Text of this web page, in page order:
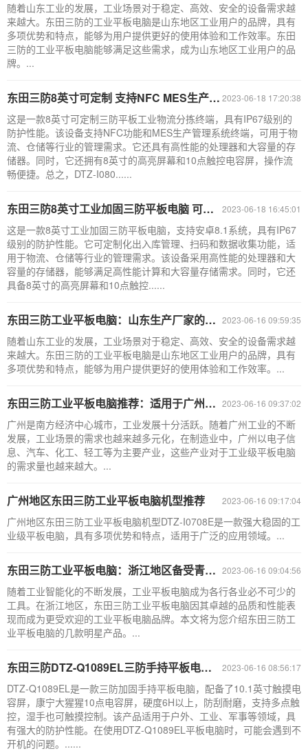
随着山东工业的发展，工业场景对于稳定、高效、安全的设备需求越
来越大。东田三防的工业平板电脑是山东地区工业用户的品牌，具有
多项优势和特点，能够为用户提供更好的使用体验和工作效率。东田
三防的工业平板电脑能够满足这些需求，成为山东地区工业用户的品
牌。...
2023-06-18 17:20:38
东田三防8英寸可定制 支持NFC MES生产管理系统终端 DTZ-I0808E
这是一款8英寸可定制三防平板工业物流分拣终端，具有IP67级别的
防护性能。该设备支持NFC功能和MES生产管理系统终端，可用于物
流、仓储等行业的管理需求。它还具有高性能的处理器和大容量的存
储器。同时，它还拥有8英寸的高亮屏幕和10点触控电容屏，操作流
畅便捷。总之，DTZ-I080......
2023-06-18 16:45:01
东田三防8英寸工业加固三防平板电脑 可定制IP67防护 DTZ-M0806E
这是一款8英寸工业加固三防平板电脑，支持安卓8.1系统，具有IP67
级别的防护性能。它可定制化出入库管理、扫码和数据收集功能，适
用于物流、仓储等行业的管理需求。该设备采用高性能的处理器和大
容量的存储器，能够满足高性能计算和大容量存储需求。同时，它还
具备8英寸的高亮屏幕和10点触控......
2023-06-16 09:59:35
东田三防工业平板电脑：山东生产厂家的品牌
随着山东工业的发展，工业场景对于稳定、高效、安全的设备需求越
来越大。东田三防的工业平板电脑是山东地区工业用户的品牌，具有
多项优势和特点，能够为用户提供更好的使用体验和工作效率。...
2023-06-16 09:37:02
东田三防工业平板电脑推荐：适用于广州多个行业领域
广州是南方经济中心城市，工业发展十分活跃。随着广州工业的不断
发展，工业场景的需求也越来越多元化，在制造业中，广州以电子信
息、汽车、化工、轻工等为主要产业，这些产业对于工业级平板电脑
的需求量也越来越大。...
2023-06-16 09:17:04
广州地区东田三防工业平板电脑机型推荐
广州地区东田三防工业平板电脑机型DTZ-I0708E是一款强大稳固的工
业级平板电脑，具有多项优势和特点，适用于广泛的应用领域。...
2023-06-16 09:04:56
东田三防工业平板电脑：浙江地区备受青睐的工业平板电脑品牌
随着工业智能化的不断发展，工业平板电脑成为各行各业必不可少的
工具。在浙江地区，东田三防工业平板电脑因其卓越的品质和性能表
现而成为更受欢迎的工业平板电脑品牌。本文将为您介绍东田三防工
业平板电脑的几款明星产品。...
2023-06-16 08:56:17
东田三防DTZ-Q1089EL三防手持平板电脑不开机故障排除指南
DTZ-Q1089EL是一款三防加固手持平板电脑，配备了10.1英寸触摸电
容屏，康宁大猩猩10点电容屏，硬度6H以上，防刮耐磨，支持多点触
控，湿手也可触摸控制。该产品适用于户外、工业、军事等领域，具
有强大的防护性能。在使用DTZ-Q1089EL平板电脑时，可能会遇到不
开机的问题。......